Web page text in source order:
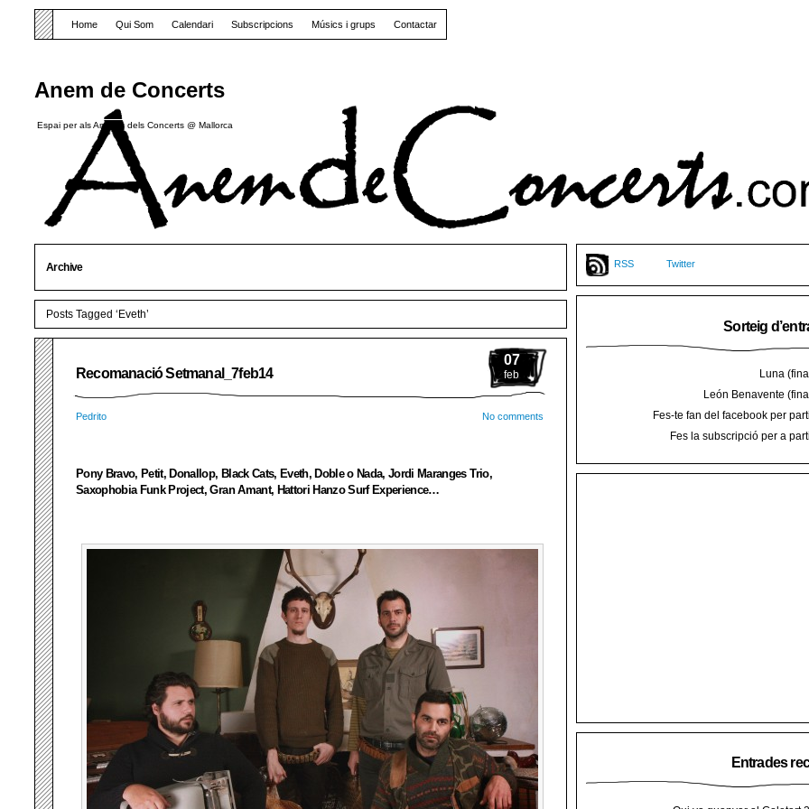
Anem de Concerts
Espai per als Amants dels Concerts @ Mallorca
Home Qui Som Calendari Subscripcions Músics i grups Contactar
Archive
Posts Tagged ‘Eveth’
07
feb
Recomanació Setmanal_7feb14
Pedrito No comments
Pony Bravo, Petit, Donallop, Black Cats, Eveth, Doble o Nada, Jordi Maranges Trio,
Saxophobia Funk Project, Gran Amant, Hattori Hanzo Surf Experience…
RSS Twitter
Sorteig
Luna
León Benavente
Fes-te fan del facebook per
Fes la subscripció per a
Entrades